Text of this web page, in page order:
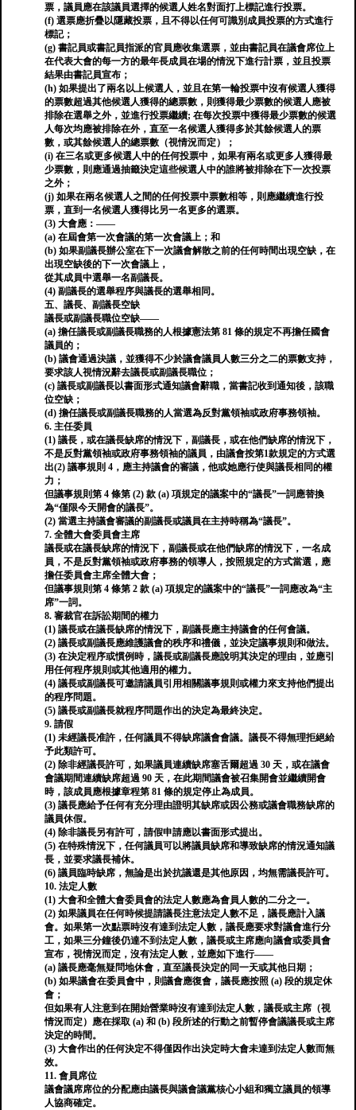
票，議員應在該議員選擇的候選人姓名對面打上標記進行投票。
(f) 選票應折疊以隱藏投票，且不得以任何可識別成員投票的方式進行
標記；
(g) 書記員或書記員指派的官員應收集選票，並由書記員在議會席位上
在代表大會的每一方的最年長成員在場的情況下進行計票，並且投票
結果由書記員宣布；
(h) 如果提出了兩名以上候選人，並且在第一輪投票中沒有候選人獲得
的票數超過其他候選人獲得的總票數，則獲得最少票數的候選人應被
排除在選舉之外，並進行投票繼續; 在每次投票中獲得最少票數的候選
人每次均應被排除在外，直至一名候選人獲得多於其餘候選人的票
數，或其餘候選人的總票數（視情況而定）；
(i) 在三名或更多候選人中的任何投票中，如果有兩名或更多人獲得最
少票數，則應通過抽籤決定這些候選人中的誰將被排除在下一次投票
之外；
(j) 如果在兩名候選人之間的任何投票中票數相等，則應繼續進行投
票，直到一名候選人獲得比另一名更多的選票。
(3) 大會應：——
(a) 在屆會第一次會議的第一次會議上；和
(b) 如果副議長辦公室在下一次議會解散之前的任何時間出現空缺，在
出現空缺後的下一次會議上，
從其成員中選舉一名副議長。
(4) 副議長的選舉程序與議長的選舉相同。
五、議長、副議長空缺
議長或副議長職位空缺——
(a) 擔任議長或副議長職務的人根據憲法第 81 條的規定不再擔任國會
議員的；
(b) 議會通過決議，並獲得不少於議會議員人數三分之二的票數支持，
要求該人視情況辭去議長或副議長職位；
(c) 議長或副議長以書面形式通知議會辭職，當書記收到通知後，該職
位空缺；
(d) 擔任議長或副議長職務的人當選為反對黨領袖或政府事務領袖。
6. 主任委員
(1) 議長，或在議長缺席的情況下，副議長，或在他們缺席的情況下，
不是反對黨領袖或政府事務領袖的議員，由議會按第1款規定的方式選
出(2) 議事規則 4，應主持議會的審議，他或她應行使與議長相同的權
力；
但議事規則第 4 條第 (2) 款 (a) 項規定的議案中的“議長”一詞應替換
為“僅限今天開會的議長”。
(2) 當選主持議會審議的副議長或議員在主持時稱為“議長”。
7. 全體大會委員會主席
議長或在議長缺席的情況下，副議長或在他們缺席的情況下，一名成
員，不是反對黨領袖或政府事務的領導人，按照規定的方式當選，應
擔任委員會主席全體大會；
但議事規則第 4 條第 2 款 (a) 項規定的議案中的“議長”一詞應改為“主
席”一詞。
8. 審裁官在訴訟期間的權力
(1) 議長或在議長缺席的情況下，副議長應主持議會的任何會議。
(2) 議長或副議長應維護議會的秩序和禮儀，並決定議事規則和做法。
(3) 在決定程序或慣例時，議長或副議長應說明其決定的理由，並應引
用任何程序規則或其他適用的權力。
(4) 議長或副議長可邀請議員引用相關議事規則或權力來支持他們提出
的程序問題。
(5) 議長或副議長就程序問題作出的決定為最終決定。
9. 請假
(1) 未經議長准許，任何議員不得缺席議會會議。議長不得無理拒絕給
予此類許可。
(2) 除非經議長許可，如果議員連續缺席塞舌爾超過 30 天，或在議會
會議期間連續缺席超過 90 天，在此期間議會被召集開會並繼續開會
時，該成員應根據章程第 81 條的規定停止為成員。
(3) 議長應給予任何有充分理由證明其缺席或因公務或議會職務缺席的
議員休假。
(4) 除非議長另有許可，請假申請應以書面形式提出。
(5) 在特殊情況下，任何議員可以將議員缺席和導致缺席的情況通知議
長，並要求議長補休。
(6) 議員臨時缺席，無論是出於抗議還是其他原因，均無需議長許可。
10. 法定人數
(1) 大會和全體大會委員會的法定人數應為會員人數的二分之一。
(2) 如果議員在任何時候提請議長注意法定人數不足，議長應計入議
會。如果第一次點票時沒有達到法定人數，議長應要求對議會進行分
工，如果三分鐘後仍達不到法定人數，議長或主席應向議會或委員會
宣布，視情況而定，沒有法定人數，並應如下進行——
(a) 議長應毫無疑問地休會，直至議長決定的同一天或其他日期；
(b) 如果議會在委員會中，則議會應復會，議長應按照 (a) 段的規定休
會；
但如果有人注意到在開始營業時沒有達到法定人數，議長或主席（視
情況而定）應在採取 (a) 和 (b) 段所述的行動之前暫停會議議長或主席
決定的時間。
(3) 大會作出的任何決定不得僅因作出決定時大會未達到法定人數而無
效。
11. 會員席位
議會議席席位的分配應由議長與議會議黨核心小組和獨立議員的領導
人協商確定。